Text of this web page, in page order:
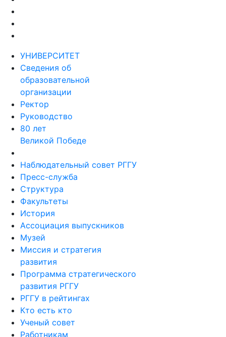
УНИВЕРСИТЕТ
Сведения об
образовательной
организации
Ректор
Руководство
80 лет
Великой Победе
Наблюдательный совет РГГУ
Пресс-служба
Структура
Факультеты
История
Ассоциация выпускников
Музей
Миссия и стратегия
развития
Программа стратегического
развития РГГУ
РГГУ в рейтингах
Кто есть кто
Ученый совет
Работникам